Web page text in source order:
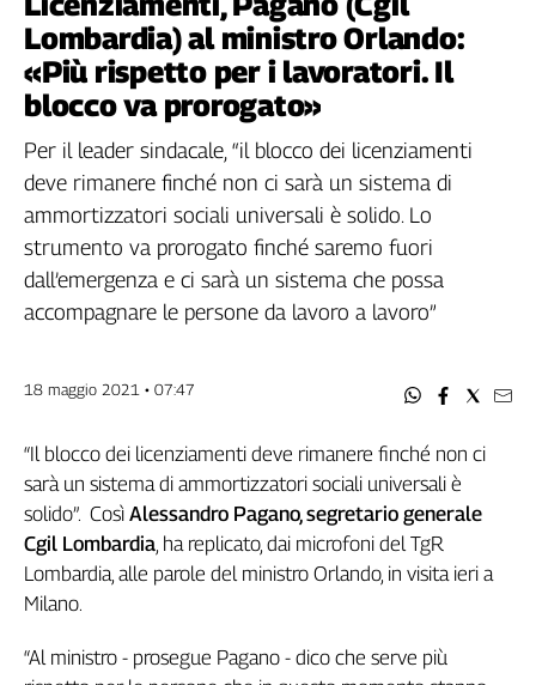
Filcams
Filctem
Fillea
Filt
Fiom
Fisac
Nidil
Slc
Inca
Speciali
G8
di
Genova,
il
sangue
ragione
Lombardia) al ministro Orlando:
«Più rispetto per i lavoratori. Il
blocco va prorogato»
Per il leader sindacale, “il blocco dei licenziamenti
deve rimanere finché non ci sarà un sistema di
ammortizzatori sociali universali è solido. Lo
strumento va prorogato finché saremo fuori
dall’emergenza e ci sarà un sistema che possa
accompagnare le persone da lavoro a lavoro”
18 maggio 2021 • 07:47
“Il blocco dei licenziamenti deve rimanere finché non ci
sarà un sistema di ammortizzatori sociali universali è
solido”. Così Alessandro Pagano, segretario generale
Cgil Lombardia, ha replicato, dai microfoni del TgR
Lombardia, alle parole del ministro Orlando, in visita ieri a
Milano.
“Al ministro - prosegue Pagano - dico che serve più